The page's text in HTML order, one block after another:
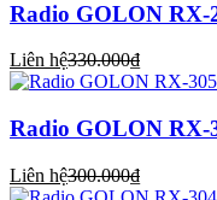
Radio GOLON RX-
Liên hệ330.000₫
Radio GOLON RX-
Liên hệ300.000₫